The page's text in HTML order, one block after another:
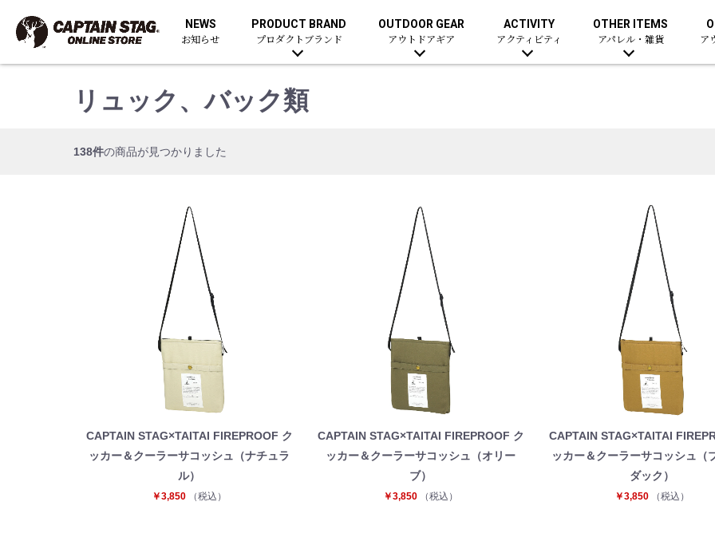
NEWS
お知らせ
PRODUCT BRAND
プロダクトブランド
OUTDOOR GEAR
アウトドアギア
ACTIVITY
アクティビティ
OTHER ITEMS
アパレル・雑貨 ア
リュック、バック類
138件の商品が見つかりました
CAPTAIN STAG×TAITAI FIREPROOF ク
ッカー＆クーラーサコッシュ（ナチュラ
ル）
￥3,850 （税込）
CAPTAIN STAG×TAITAI FIREPROOF ク
ッカー＆クーラーサコッシュ（オリー
ブ）
￥3,850 （税込）
CAPTAIN STAG×TAITAI
ッカー＆クーラーサコッシュ（
ダック）
￥3,850 （税込）